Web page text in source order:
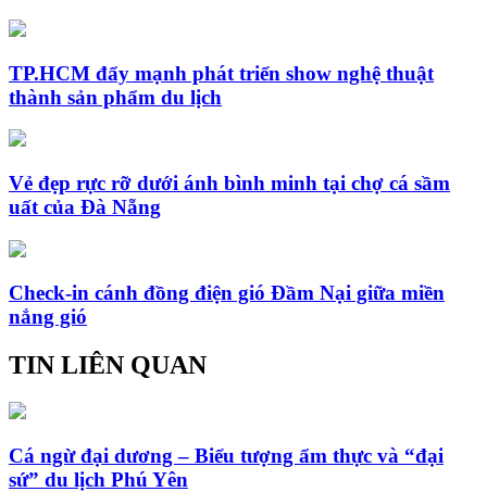
TP.HCM đẩy mạnh phát triển show nghệ thuật
thành sản phẩm du lịch
Vẻ đẹp rực rỡ dưới ánh bình minh tại chợ cá sầm
uất của Đà Nẵng
Check-in cánh đồng điện gió Đầm Nại giữa miền
nắng gió
TIN LIÊN QUAN
Cá ngừ đại dương – Biểu tượng ẩm thực và “đại
sứ” du lịch Phú Yên